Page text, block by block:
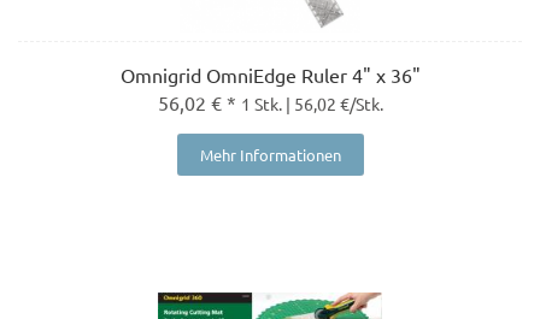
Omnigrid OmniEdge Ruler 4" x 36"
56,02 € * 1 Stk. | 56,02 €/Stk.
Mehr Informationen